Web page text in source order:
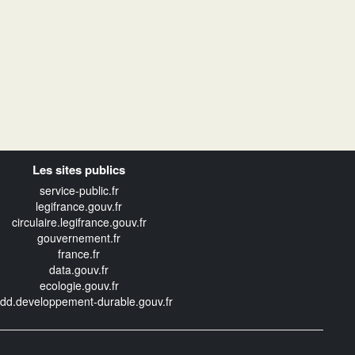
Les sites publics
service-public.fr
legifrance.gouv.fr
circulaire.legifrance.gouv.fr
gouvernement.fr
france.fr
data.gouv.fr
ecologie.gouv.fr
durable.gouv.fr